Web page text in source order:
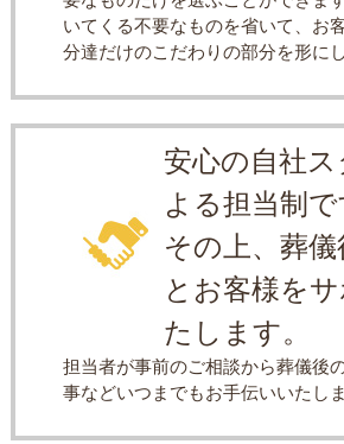
いてくる不要なものを省いて、お
分達だけのこだわりの部分を形に
安心の自社
よる担当制で
その上、葬
とお客様を
たします。
担当者が事前のご相談から葬儀後
事などいつまでもお手伝いいたしま